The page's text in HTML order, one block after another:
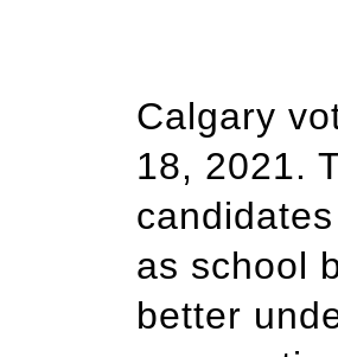
Calgary
18, 2021.
as school
better